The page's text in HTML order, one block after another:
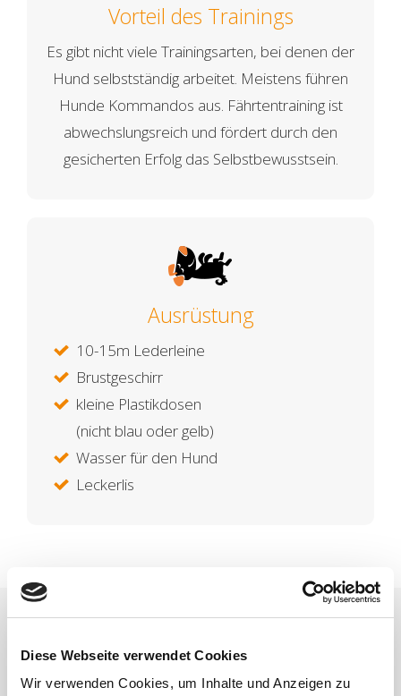
Diese Webseite verwendet Cookies
Wir verwenden Cookies, um Inhalte und Anzeigen zu
Vorteil des Trainings
Es gibt nicht viele Trainingsarten, bei denen der
Hund selbstständig arbeitet. Meistens führen
Hunde Kommandos aus. Fährtentraining ist
abwechslungsreich und fördert durch den
gesicherten Erfolg das Selbstbewusstsein.
Ausrüstung
10-15m Lederleine
Brustgeschirr
kleine Plastikdosen
(nicht blau oder gelb)
Wasser für den Hund
Leckerlis